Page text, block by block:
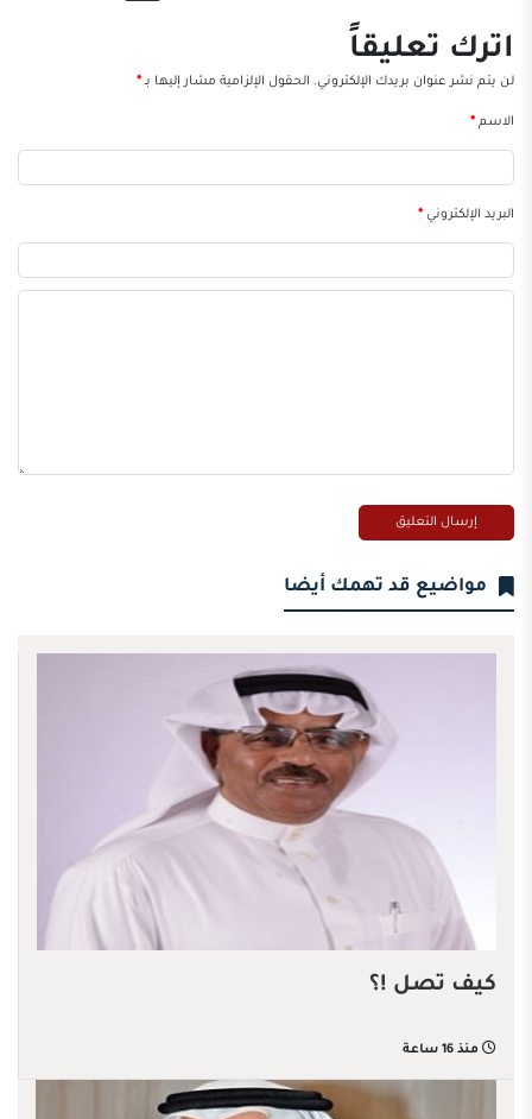
اترك تعليقاً
لن يتم نشر عنوان بريدك الإلكتروني. الحقول الإلزامية مشار إليها بـ*
الاسم*
البريد الإلكتروني*
مواضيع قد تهمك أيضا
كيف تصل !؟
منذ 16 ساعة